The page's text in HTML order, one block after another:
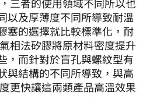
以及厚薄度不同所導致耐溫
塞的選擇就比較標準化，耐
相法矽膠將原材料密度提升
，而針對於盲孔與螺紋型有
與結構的不同所導致，與高
更快讓這兩類產品高溫效果